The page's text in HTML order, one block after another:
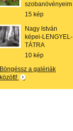
szobanövényeim
15 kép
Nagy István
képei-LENGYEL-
TÁTRA
10 kép
Böngéssz a galériák
között!